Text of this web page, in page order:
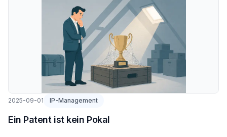
2025-09-01 IP-Management
Ein Patent ist kein Pokal